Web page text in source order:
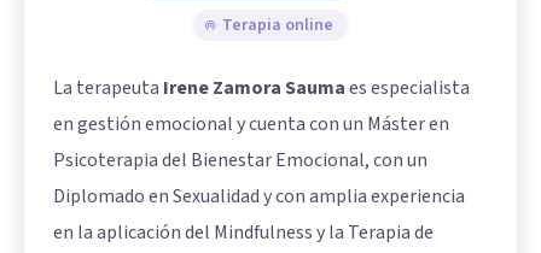
Terapia online
La terapeuta Irene Zamora Saumaes especialista
en gestión emocional y cuenta con un Máster en
Psicoterapia del Bienestar Emocional, con un
Diplomado en Sexualidad y con amplia experiencia
en la aplicación del Mindfulness y la Terapia de